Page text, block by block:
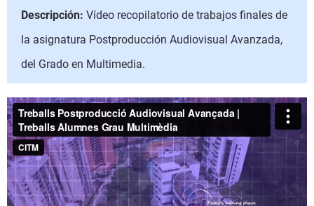
Descripción: Vídeo recopilatorio de trabajos finales de
la asignatura Postproducción Audiovisual Avanzada,
del Grado en Multimedia.